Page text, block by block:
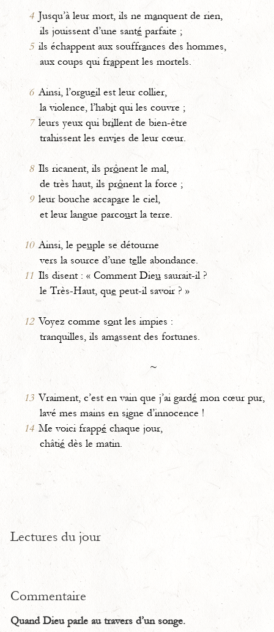
4 Jusqu’à leur mort, ils ne manquent de rien,
ils jouissent d’une santé parfaite ;
5 ils échappent aux souffrances des hommes,
aux coups qui frappent les mortels.
6 Ainsi, l’orgueil est leur collier,
la violence, l’habit qui les couvre ;
7 leurs yeux qui brillent de bien-être
trahissent les envies de leur cœur.
8 Ils ricanent, ils prônent le mal,
de très haut, ils prônent la force ;
9 leur bouche accapare le ciel,
et leur langue parcourt la terre.
10 Ainsi, le peuple se détourne
vers la source d’une telle abondance.
11 Ils disent : « Comment Dieu saurait-il ?
le Très-Haut, que peut-il savoir ? »
12 Voyez comme sont les impies :
tranquilles, ils amassent des fortunes.
~
13 Vraiment, c’est en vain que j’ai gardé mon cœur pur,
lavé mes mains en signe d’innocence !
14 Me voici frappé chaque jour,
châtié dès le matin.
Lectures du jour
Commentaire
Quand Dieu parle au travers d’un songe.